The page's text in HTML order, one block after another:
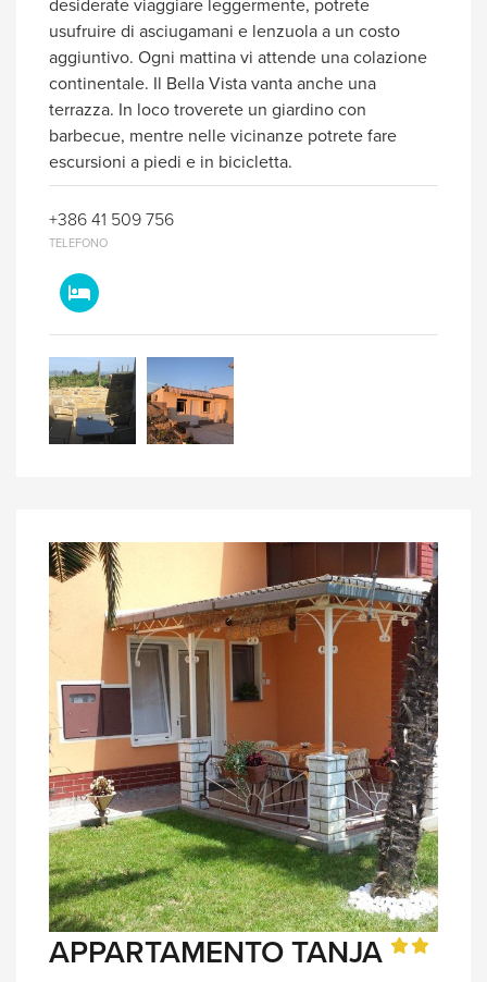
usufruire di asciugamani e lenzuola a un costo
aggiuntivo. Ogni mattina vi attende una colazione
continentale. Il Bella Vista vanta anche una
terrazza. In loco troverete un giardino con
barbecue, mentre nelle vicinanze potrete fare
escursioni a piedi e in bicicletta.
+386 41 509 756
TELEFONO
APPARTAMENTO TANJA